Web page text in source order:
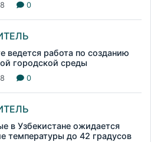
0
ведется работа по созданию
городской среды
0
в Узбекистане ожидается
температуры до 42 градусов